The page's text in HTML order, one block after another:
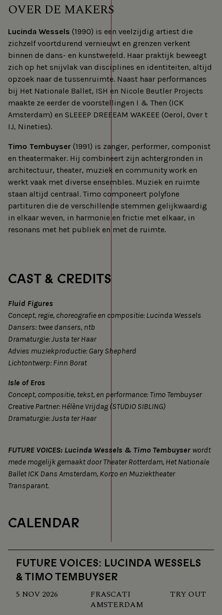
OVER DE MAKERS
Lucinda Wessels (1990) is een veelzijdig artiest die
zichzelf voortdurend vernieuwt en grenzen verkent
binnen de dans- en kunstwereld. Haar praktijk beweegt
zich op het snijvlak van disciplines en identiteiten, altijd
opzoek naar de tussenruimte. Naast haar performances
bij Het Nationale Ballet, ISH en Nicole Beutler Projects
maakte ze eerder de voorstellingen I & Then (ICK
Amsterdam) en SLEEEP DREEEAM WAKEEE (Oerol, Over t
IJ, Nineties).
Timo Tembuyser (1991) is zanger, performer, componist
en theatermaker. Hij combineert zijn achtergronden in
architectuur, theater, muziek en community work en
werkt vaak met diverse ensembles. Muziek en ruimte
staan altijd centraal. Timo componeert polyfone
partituren die de verschillende stemmen gelijkwaardig
in elkaar weven, in harmonie en frictie met elkaar, in
resonans met het publiek en met de ruimte.
CAST & CREDITS
Fluid Figures
Concept, regie, choreografie en compositie: Lucinda Wessels
Dansers: twee dansers, ntb
Dramaturgie: Justa ter Haar
Advies muziekproductie: Gary Shepherd
Lichtontwerp: Finn Borat
Isle of Eros
Concept, compositie, tekst, en performance: Timo Tembuyser
Creative Partner: Hélène Vrijdag (STUDIO SIBLING)
Dramaturgie: Justa ter Haar
FUTURE VOICES: Lucinda Wessels & Timo Tembuyser wordt
mede mogelijk gemaakt door Theater Rotterdam, Het Nationale
Ballet ICK Dans Amsterdam, Korzo en Muziektheater
Transparant.
CALENDAR
FUTURE VOICES: LUCINDA WESSELS
& TIMO TEMBUYSER
5 NOV 2026
FRASCATI
AMSTERDAM
TRY OUT